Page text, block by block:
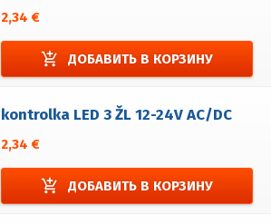
2,34 €
add_shopping_cart ДОБАВИТЬ В КОРЗИНУ
kontrolka LED 3 ŽL 12-24V AC/DC
2,34 €
add_shopping_cart ДОБАВИТЬ В КОРЗИНУ